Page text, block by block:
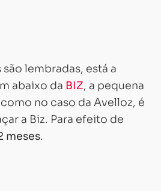
lembradas, está a
abaixo da BIZ, a pequena
no caso da Avelloz, é
a Biz. Para efeito de
meses.